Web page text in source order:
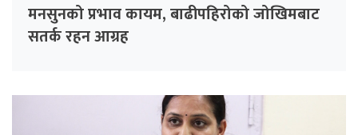
मनसुनको प्रभाव कायम, बाढीपहिरोको जोखिमबाट
सतर्क रहन आग्रह